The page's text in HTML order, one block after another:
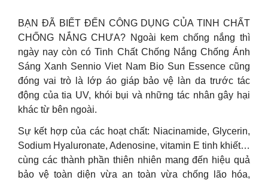
BẠN ĐÃ BIẾT ĐẾN CÔNG DỤNG CỦA TINH CHẤT
CHỐNG NẮNG CHƯA? Ngoài kem chống nắng thì
ngày nay còn có Tinh Chất Chống Nắng Chống Ánh
Sáng Xanh Sennio Viet Nam Bio Sun Essence cũng
đóng vai trò là lớp áo giáp bảo vệ làn da trước tác
động của tia UV, khói bụi và những tác nhân gây hại
khác từ bên ngoài.
Sự kết hợp của các hoạt chất: Niacinamide, Glycerin,
Sodium Hyaluronate, Adenosine, vitamin E tinh khiết…
cùng các thành phần thiên nhiên mang đến hiệu quả
bảo vệ toàn diện vừa an toàn vừa chống lão hóa,